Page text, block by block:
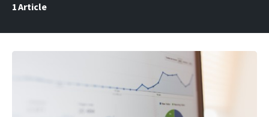
1Article